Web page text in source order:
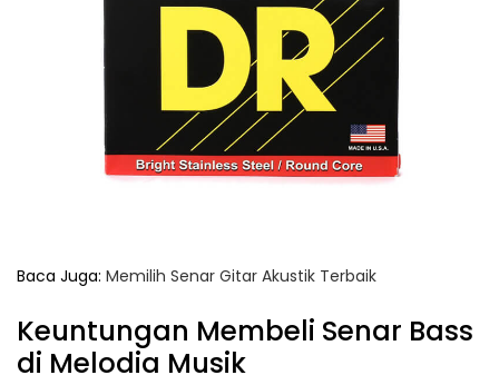
Baca Juga: Memilih Senar Gitar Akustik Terbaik
Keuntungan Membeli Senar Bass
di Melodia Musik